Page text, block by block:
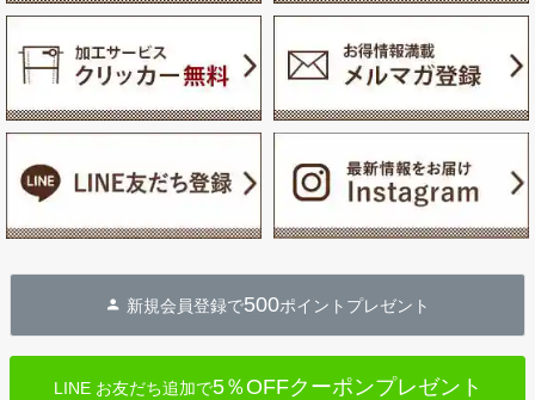
新規会員登録で500ポイントプレゼント
LINE お友だち追加で5％OFFクーポンプレゼント